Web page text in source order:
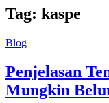
Tag: kaspe
Blog
Penjelasan
Mungkin